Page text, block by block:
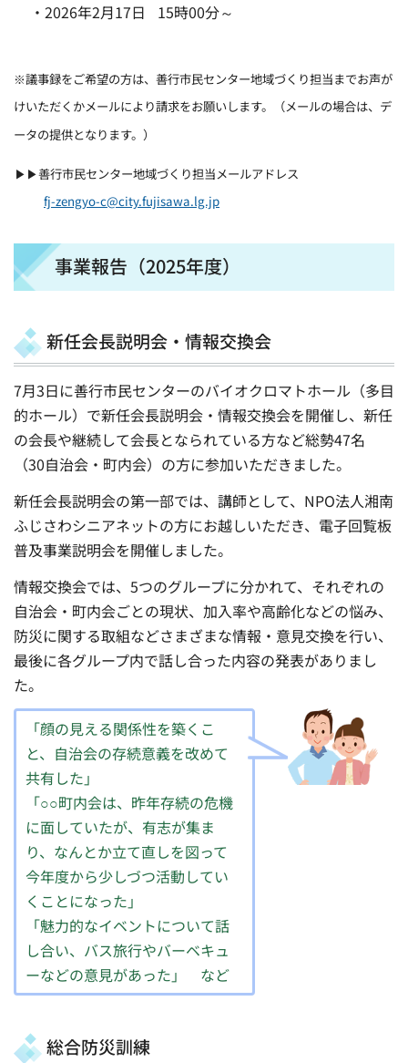
・2026年2月17日
15時00分～
※議事録をご希望の方は、善行市民センター地域づくり担当までお声が
けいただくかメールにより請求をお願いします。（メールの場合は、デ
ータの提供となります。）
▶▶善行市民センター地域づくり担当メールアドレス
fj-zengyo-c@city.fujisawa.lg.jp
事業報告（2025年度）
新任会長説明会・情報交換会
7月3日に善行市民センターのバイオクロマトホール（多目
的ホール）で新任会長説明会・情報交換会を開催し、新任
の会長や継続して会長となられている方など総勢47名
（30自治会・町内会）の方に参加いただきました。
新任会長説明会の第一部では、講師として、NPO法人湘南
ふじさわシニアネットの方にお越しいただき、電子回覧板
普及事業説明会を開催しました。
情報交換会では、5つのグループに分かれて、それぞれの
自治会・町内会ごとの現状、加入率や高齢化などの悩み、
防災に関する取組などさまざまな情報・意見交換を行い、
最後に各グループ内で話し合った内容の発表がありまし
た。
「顔の見える関係性を築くこ
と、自治会の存続意義を改めて
共有した」
「○○町内会は、昨年存続の危機
に面していたが、有志が集ま
り、なんとか立て直しを図って
今年度から少しづつ活動してい
くことになった」
「魅力的なイベントについて話
し合い、バス旅行やバーベキュ
ーなどの意見があった」 など
総合防災訓練